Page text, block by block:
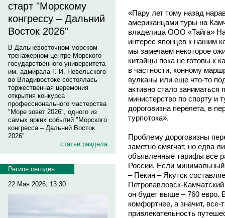
старт "Морскому
конгрессу – Дальний
Восток 2026"
В Дальневосточном морском
тренажерном центре Морского
государственного университета
им. адмирала Г. И. Невельского
во Владивостоке состоялась
торжественная церемония
открытия конкурса
профессионального мастерства
"Море зовет 2026", одного из
самых ярких событий "Морского
конгресса – Дальний Восток
2026".
статьи раздела
Регион сегодня
22 Мая 2026, 13:30
«Пару лет тому назад
американцами туры на
владелица ООО «Тайга»
интерес японцев к нашим
мы замечаем некоторое
китайцы пока не готовы к
в частности, конному
вулканы или еще что-то
активно стало заниматься
министерство по спорту и
дороговизна перелета, в
турпотока».
Проблему дороговизны
заметно смягчат, но едва
объявленные тарифы все
России. Если
– Пекин – Якутск
Петропавловск-
он будет выше – 760 евро.
комфортнее, а значит,
привлекательность